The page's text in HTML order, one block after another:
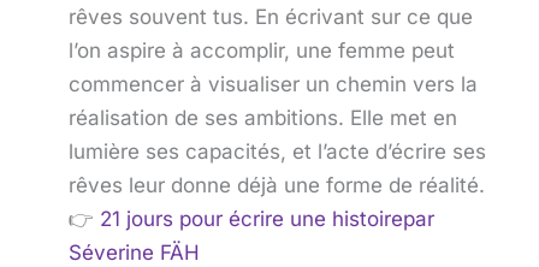
rêves souvent tus. En écrivant sur ce que
l’on aspire à accomplir, une femme peut
commencer à visualiser un chemin vers la
réalisation de ses ambitions. Elle met en
lumière ses capacités, et l’acte d’écrire ses
rêves leur donne déjà une forme de réalité.
👉 21 jours pour écrire une histoirepar
Séverine FÄH